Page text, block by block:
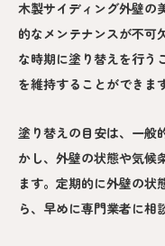
木製サイディング外壁の
的なメンテナンスが不可
な時期に塗り替えを行う
を維持することができま
塗り替えの目安は、一般
かし、外壁の状態や気候
ます。定期的に外壁の状
ら、早めに専門業者に相